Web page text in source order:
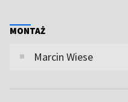
MONTAŻ
Marcin Wiese